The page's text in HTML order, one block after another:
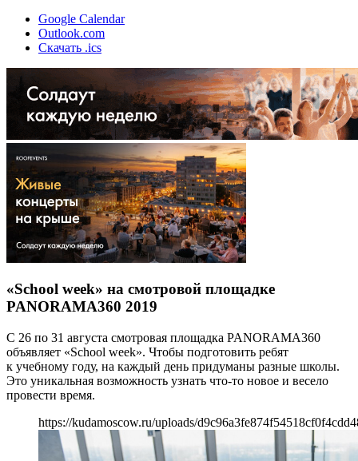
Google Calendar
Outlook.com
Скачать .ics
«School week» на смотровой площадке
PANORAMA360 2019
С 26 по 31 августа смотровая площадка PANORAMA360
объявляет «School week». Чтобы подготовить ребят
к учебному году, на каждый день придуманы разные школы.
Это уникальная возможность узнать что-то новое и весело
провести время.
https://kudamoscow.ru/uploads/